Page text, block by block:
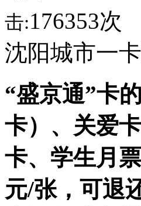
击:176353次
沈阳城市一
“盛京通”卡
卡）、关爱
卡、学生月
元/张，可退